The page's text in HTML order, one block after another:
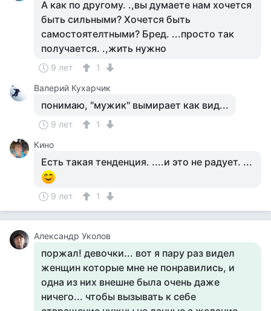
А как по другому. .,вы думаете нам хочется
быть сильными? Хочется быть
самостоятелтными? Бред. ...просто так
получается. .,жить нужно
9 лет
1
Валерий Кухарчик
понимаю, "мужик" вымирает как вид...
9 лет
1
Кино
Есть такая тенденция. ....и это не радует. ...
9 лет 1
Александр Уколов
поржал! девочки... вот я пару раз видел
женщин которые мне не понравились, и
одна из них внешне была очень даже
ничего... чтобы вызывать к себе